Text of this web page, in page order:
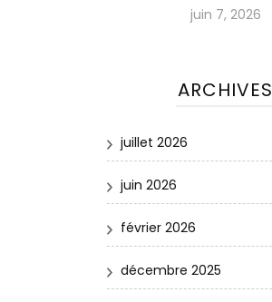
juin 7, 2026
ARCHIVES
juillet 2026
juin 2026
février 2026
décembre 2025